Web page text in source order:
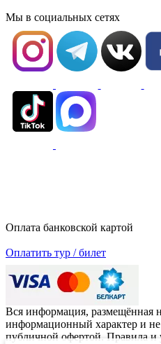
Мы в социальных сетях
Оплата банковской картой
Оплатить тур / билет
Вся информация, размещённая
информационный характер и не
публичной офертой. Правила и